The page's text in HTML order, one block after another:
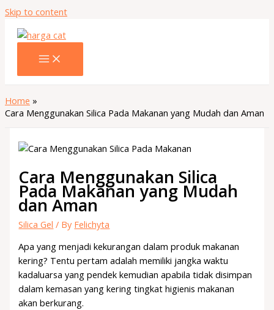
Skip to content
Home
Cara Menggunakan Silica Pada Makanan yang Mudah dan Aman
Cara Menggunakan Silica
Pada Makanan yang Mudah
dan Aman
Silica Gel / By Felichyta
Apa yang menjadi kekurangan dalam produk makanan
kering? Tentu pertam adalah memiliki jangka waktu
kadaluarsa yang pendek kemudian apabila tidak disimpan
dalam kemasan yang kering tingkat higienis makanan
akan berkurang.